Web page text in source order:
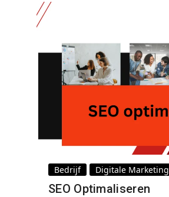
Bedrijf Digitale Marketing
SEO Optimaliseren